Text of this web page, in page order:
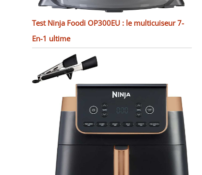
Test Ninja Foodi OP300EU : le multicuiseur 7-
En-1 ultime